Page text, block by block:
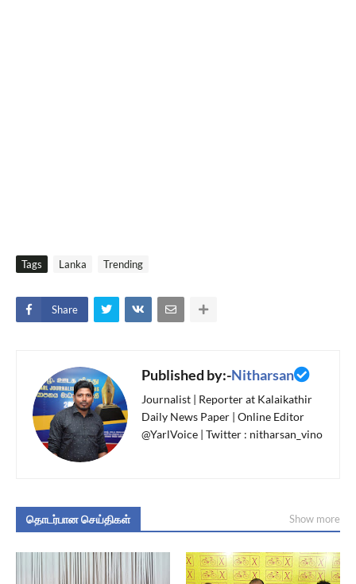
Tags Lanka Trending
Share
Published by:-Nitharsan
Journalist | Reporter at Kalaikathir
Daily News Paper | Online Editor
@YarlVoice | Twitter : nitharsan_vino
தொடர்பான செய்திகள் Show more